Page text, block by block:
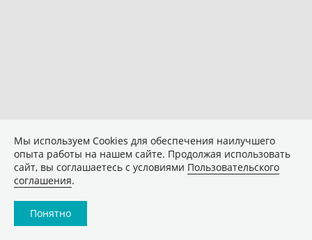
Мы используем Сookies для обеспечения наилучшего
опыта работы на нашем сайте. Продолжая использовать
сайт, вы соглашаетесь с условиями Пользовательского
соглашения.
Понятно